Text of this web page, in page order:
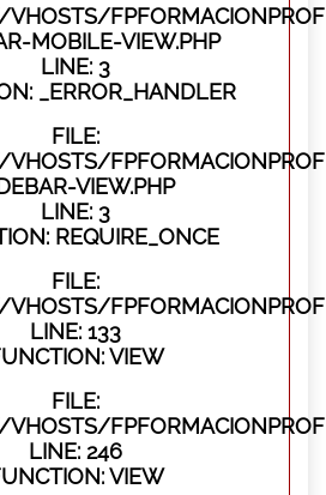
MOBILE-VIEW.PHP
LINE: 3
_ERROR_HANDLER
FILE:
VIEW.PHP
LINE: 3
REQUIRE_ONCE
FILE:
LINE: 133
VIEW
FILE:
LINE: 246
VIEW